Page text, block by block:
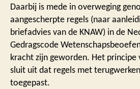
Daarbij is mede in overweging
aangescherpte regels (naar
briefadvies van de KNAW) in de
Gedragscode
kracht zijn geworden. Het principe
sluit uit dat regels met
toegepast.